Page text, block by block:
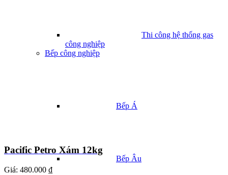
Thi công hệ thống gas
công nghiệp
Bếp công nghiệp
Bếp Á
Bếp Âu
Pacific Petro Xám 12kg
Giá: 480.000 ₫